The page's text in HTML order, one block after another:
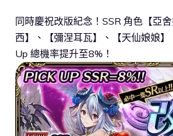
同時慶祝改版紀念！SSR 角色【亞
西】、【彌涅耳瓦】、【天仙娘娘
Up 總機率提升至8%！